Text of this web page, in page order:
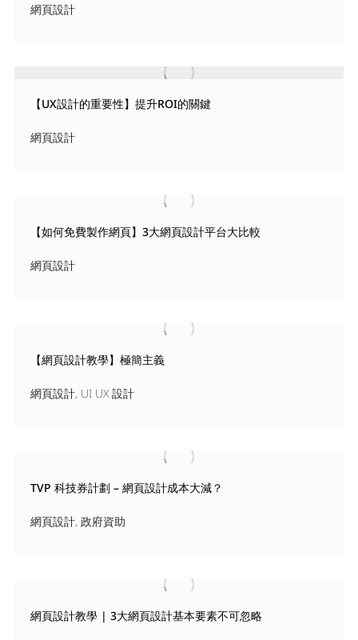
網頁設計
【UX設計的重要性】提升ROI的關鍵
網頁設計
【如何免費製作網頁】3大網頁設計平台大比較
網頁設計
【網頁設計教學】極簡主義
網頁設計, UI UX 設計
TVP 科技券計劃 – 網頁設計成本大減？
網頁設計, 政府資助
網頁設計教學 | 3大網頁設計基本要素不可忽略